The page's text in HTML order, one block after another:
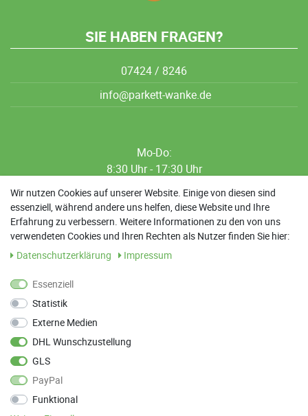
SIE HABEN FRAGEN?
07424 / 8246
info@parkett-wanke.de
Mo-Do:
8:30 Uhr - 17:30 Uhr
8:30 Uhr - 12:00 Uhr
13:00 Uhr - 17:30 Uhr
Sa: 9:00 Uhr - 13:00 Uhr
Parkett Wanke
Wir nutzen Cookies auf unserer Website. Einige von diesen sind
essenziell, während andere uns helfen, diese Website und Ihre
Erfahrung zu verbessern. Weitere Informationen zu den von uns
verwendeten Cookies und Ihren Rechten als Nutzer finden Sie hier:
Daten­schutz­erklärung
Impressum
Essenziell
Statistik
Externe Medien
DHL Wunschzustellung
GLS
PayPal
Funktional